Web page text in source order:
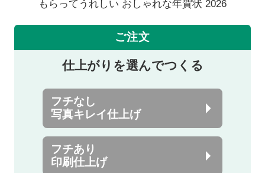
もらってうれしい おしゃれな年賀状 2026
ご注文
仕上がりを選んでつくる
フチなし
写真キレイ仕上げ
フチあり
印刷仕上げ